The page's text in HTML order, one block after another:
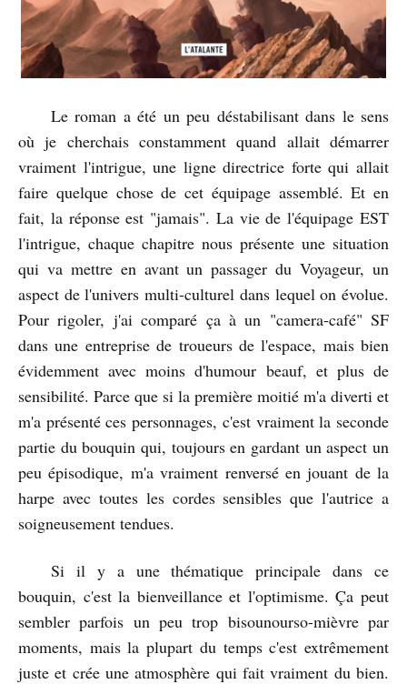
Le roman a été un peu déstabilisant dans le sens
où je cherchais constamment quand allait démarrer
vraiment l'intrigue, une ligne directrice forte qui allait
faire quelque chose de cet équipage assemblé. Et en
fait, la réponse est "jamais". La vie de l'équipage EST
l'intrigue, chaque chapitre nous présente une situation
qui va mettre en avant un passager du Voyageur, un
aspect de l'univers multi-culturel dans lequel on évolue.
Pour rigoler, j'ai comparé ça à un "camera-café" SF
dans une entreprise de troueurs de l'espace, mais bien
évidemment avec moins d'humour beauf, et plus de
sensibilité. Parce que si la première moitié m'a diverti et
m'a présenté ces personnages, c'est vraiment la seconde
partie du bouquin qui, toujours en gardant un aspect un
peu épisodique, m'a vraiment renversé en jouant de la
harpe avec toutes les cordes sensibles que l'autrice a
soigneusement tendues.
Si il y a une thématique principale dans ce
bouquin, c'est la bienveillance et l'optimisme. Ça peut
sembler parfois un peu trop bisounourso-mièvre par
moments, mais la plupart du temps c'est extrêmement
juste et crée une atmosphère qui fait vraiment du bien.